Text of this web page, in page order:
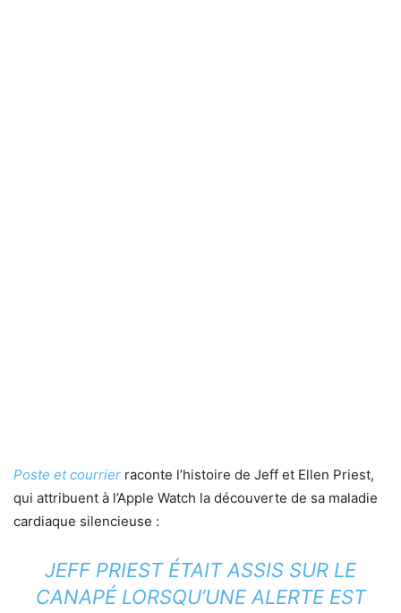
Poste et courrier raconte l’histoire de Jeff et Ellen Priest,
qui attribuent à l’Apple Watch la découverte de sa maladie
cardiaque silencieuse :
JEFF PRIEST ÉTAIT ASSIS SUR LE
CANAPÉ LORSQU’UNE ALERTE EST